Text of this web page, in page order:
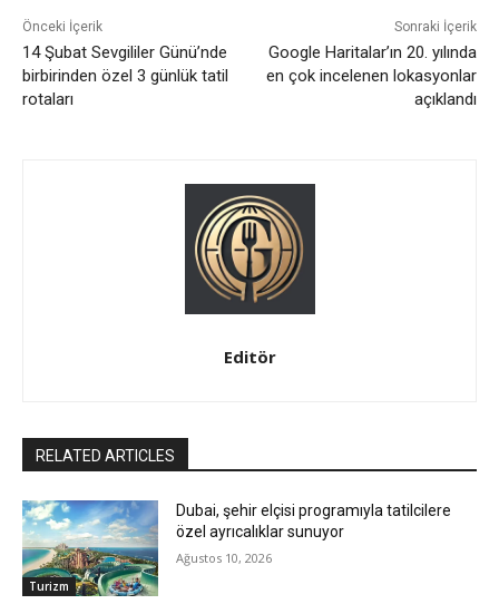
Önceki İçerik
14 Şubat Sevgililer Günü’nde
birbirinden özel 3 günlük tatil
rotaları
Sonraki İçerik
Google Haritalar’ın 20. yılında
en çok incelenen lokasyonlar
açıklandı
Editör
RELATED ARTICLES
Turizm
Dubai, şehir elçisi programıyla tatilcilere
özel ayrıcalıklar sunuyor
Ağustos 10, 2026